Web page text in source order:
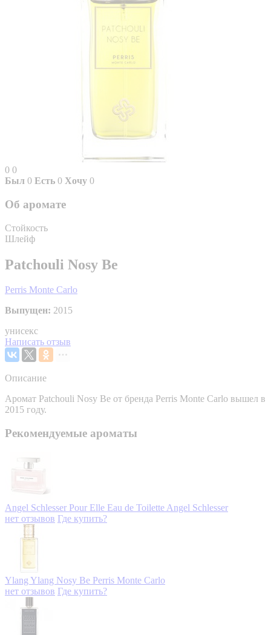
0 0
Был 0 Есть 0 Хочу 0
Об аромате
Стойкость
Шлейф
Patchouli Nosy Be
Perris Monte Carlo
Выпущен: 2015
унисекс
Написать отзыв
Описание
Аромат Patchouli Nosy Be от бренда Perris Monte Carlo вышел в
2015 году.
Рекомендуемые ароматы
Angel Schlesser Pour Elle Eau de Toilette Angel Schlesser
нет отзывов Где купить?
Ylang Ylang Nosy Be Perris Monte Carlo
нет отзывов Где купить?